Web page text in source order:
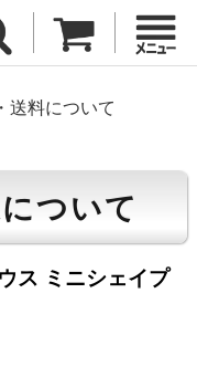
送料について
ついて
ス ミニシェイプ